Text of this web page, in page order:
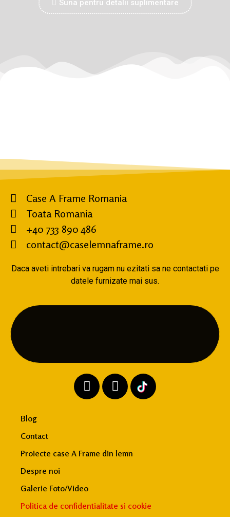
Suna pentru detalii suplimentare
Case A Frame Romania
Toata Romania
+40 733 890 486
contact@caselemnaframe.ro
Daca aveti intrebari va rugam nu ezitati sa ne contactati pe
datele furnizate mai sus.
Blog
Contact
Proiecte case A Frame din lemn
Despre noi
Galerie Foto/Video
Politica de confidentialitate si cookie